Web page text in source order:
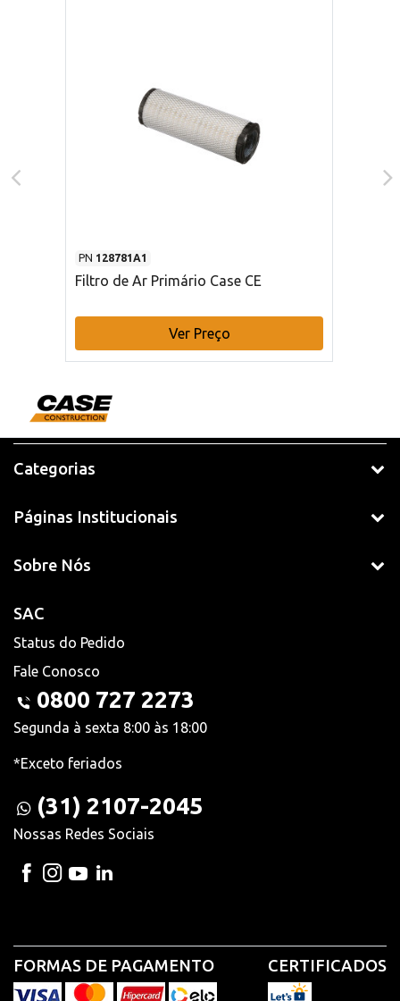
PN 128781A1
Filtro de Ar Primário Case CE
Ver Preço
Categorias
Páginas Institucionais
Sobre Nós
SAC
Status do Pedido
Fale Conosco
0800 727 2273
Segunda à sexta 8:00 às 18:00
*Exceto feriados
(31) 2107-2045
Nossas Redes Sociais
FORMAS DE PAGAMENTO CERTIFICADOS